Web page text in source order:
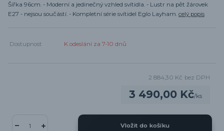
Šířka 96cm. - Moderní a jedinečný vzhled svítidla. - Lustr na pět žárovek
E27 - nejsou součástí. - Kompletní série svítidel Eglo Layham. celý popis
Dostupnost K odeslání za 7-10 dnů
3 490,00 Kč/ks
2 884,30 Kč bez DPH
Vložit do košíku